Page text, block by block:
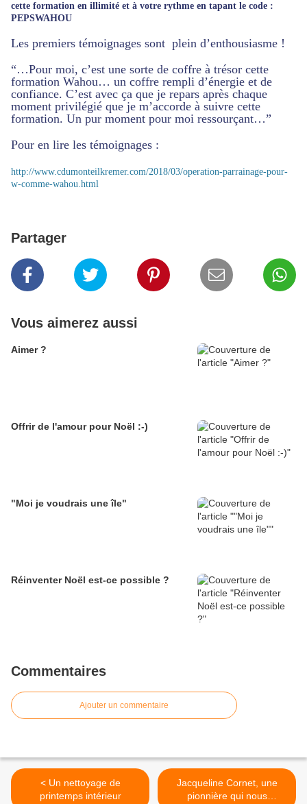
cette formation en illimité et à votre rythme en tapant le code :
PEPSWAHOU
Les premiers témoignages sont plein d’enthousiasme !
“…Pour moi, c’est une sorte de coffre à trésor cette
formation Wahou… un coffre rempli d’énergie et de
confiance. C’est avec ça que je repars après chaque
moment privilégié que je m’accorde à suivre cette
formation. Un pur moment pour moi ressourçant…”
Pour en lire les témoignages :
http://www.cdumonteilkremer.com/2018/03/operation-parrainage-pour-
w-comme-wahou.html
Partager
Vous aimerez aussi
Aimer ?
Offrir de l'amour pour Noël :-)
"Moi je voudrais une île"
Réinventer Noël est-ce possible ?
Commentaires
Ajouter un commentaire
< Un nettoyage de
printemps intérieur
Jacqueline Cornet, une
pionnière qui nous